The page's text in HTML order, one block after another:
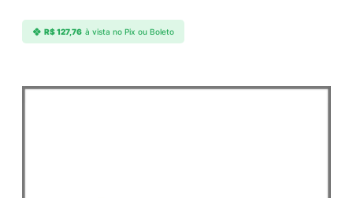
R$127,76 à vista no Pix ou Boleto